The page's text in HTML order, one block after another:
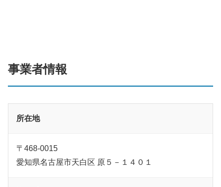
事業者情報
所在地
〒468-0015
愛知県名古屋市天白区 原５－１４０１